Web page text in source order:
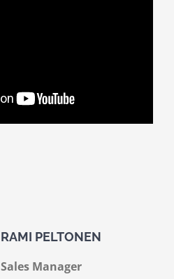
RAMI PELTONEN
Sales Manager